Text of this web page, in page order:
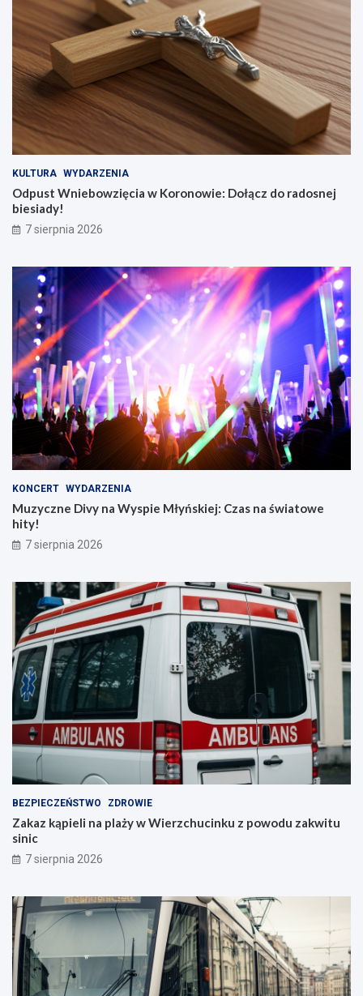
KULTURA WYDARZENIA
Odpust Wniebowzięcia w Koronowie: Dołącz do radosnej
biesiady!
7 sierpnia 2026
KONCERT WYDARZENIA
Muzyczne Divy na Wyspie Młyńskiej: Czas na światowe
hity!
7 sierpnia 2026
BEZPIECZEŃSTWO ZDROWIE
Zakaz kąpieli na plaży w Wierzchucinku z powodu zakwitu
sinic
7 sierpnia 2026